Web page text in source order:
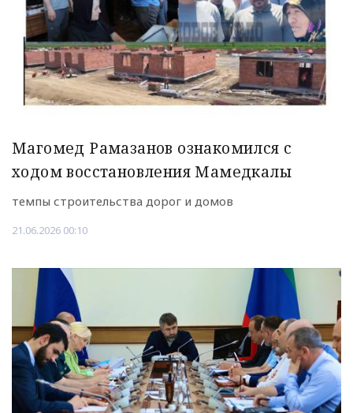
Магомед Рамазанов ознакомился с
ходом восстановления Мамедкалы
темпы строительства дорог и домов
21.06.2026 00:10